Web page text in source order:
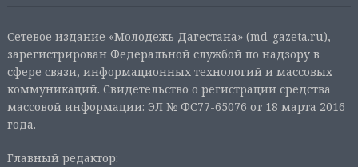
Сетевое издание «Молодежь Дагестана» (md-gazeta.ru),
зарегистрирован Федеральной службой по надзору в
сфере связи, информационных технологий и массовых
коммуникаций. Свидетельство о регистрации средства
массовой информации: ЭЛ № ФС77-65076 от 18 марта 2016
года.
Главный редактор: